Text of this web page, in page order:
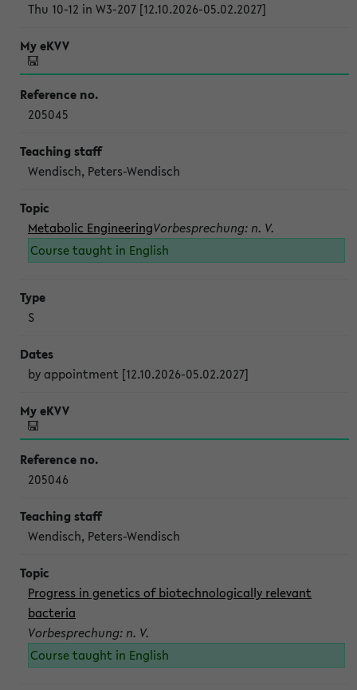
Thu 10-12 in W3-207 [12.10.2026-05.02.2027]
205045
Wendisch, Peters-Wendisch
Metabolic EngineeringVorbesprechung: n. V.
Course taught in English
S
by appointment [12.10.2026-05.02.2027]
205046
Wendisch, Peters-Wendisch
Progress in genetics of biotechnologically relevant
bacteria
Vorbesprechung: n. V.
Course taught in English